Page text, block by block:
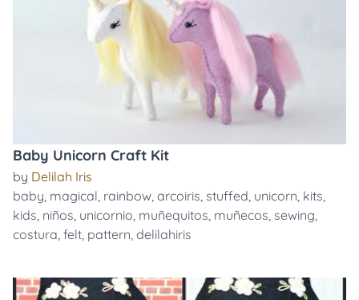
Baby Unicorn Craft Kit
by Delilah Iris
baby, magical, rainbow, arcoiris, stuffed, unicorn, kits,
kids, niños, unicornio, muñequitos, muñecos, sewing,
costura, felt, pattern, delilahiris